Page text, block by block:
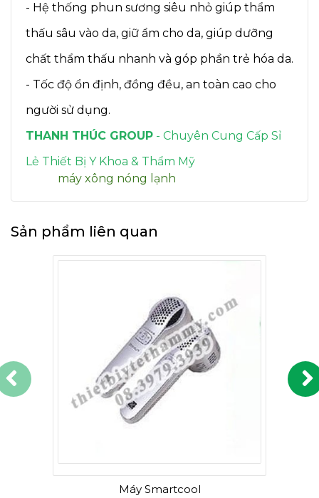
- Hệ thống phun sương siêu nhỏ giúp thẩm
thấu sâu vào da, giữ ẩm cho da, giúp dưỡng
chất thẩm thấu nhanh và góp phần trẻ hóa da.
- Tốc độ ổn định, đồng đều, an toàn cao cho
người sử dụng.
THANH THÚC GROUP - Chuyên Cung Cấp Sỉ
Lẻ Thiết Bị Y Khoa & Thẩm Mỹ
máy xông nóng lạnh
Sản phẩm liên quan
Máy Smartcool